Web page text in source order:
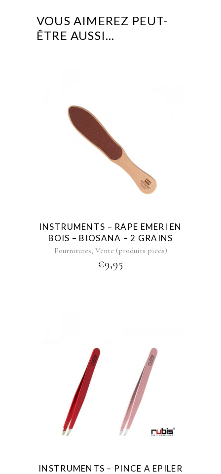
VOUS AIMEREZ PEUT-
ÊTRE AUSSI…
INSTRUMENTS – RAPE EMERI EN
BOIS – BIOSANA – 2 GRAINS
Fournitures, Vente (produits pieds)
€9,95
INSTRUMENTS – PINCE A EPILER